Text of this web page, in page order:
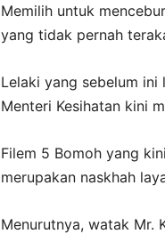
Memilih untuk
yang tidak pernah
Lelaki yang sebelum
Menteri Kesihatan kini
Filem 5 Bomoh yang
merupakan naskhah
Menurutnya, watak Mr.